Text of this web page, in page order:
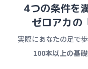
4つの条件を
ゼロアカの
実際にあなたの足で
100本以上の基